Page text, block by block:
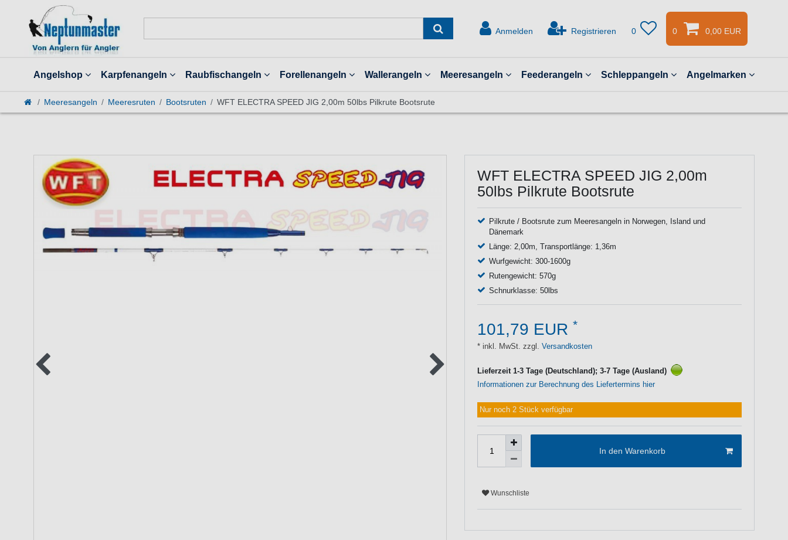
Anmelden Registrieren 0 0 0,00 EUR
Angelshop Karpfenangeln Raubfischangeln Forellenangeln Wallerangeln Meeresangeln Feederangeln Schleppangeln Angelmarken
Meeresangeln Meeresruten Bootsruten WFT ELECTRA SPEED JIG 2,00m 50lbs Pilkrute Bootsrute
WFT ELECTRA SPEED JIG 2,00m
50lbs Pilkrute Bootsrute
Pilkrute / Bootsrute zum Meeresangeln in Norwegen, Island und
Dänemark
Länge: 2,00m, Transportlänge: 1,36m
Wurfgewicht: 300-1600g
Rutengewicht: 570g
Schnurklasse: 50lbs
101,79 EUR *
* inkl. MwSt. zzgl. Versandkosten
Lieferzeit 1-3 Tage (Deutschland); 3-7 Tage (Ausland)
Informationen zur Berechnung des Liefertermins hier
Nur noch 2 Stück verfügbar
In den Warenkorb
Wunschliste